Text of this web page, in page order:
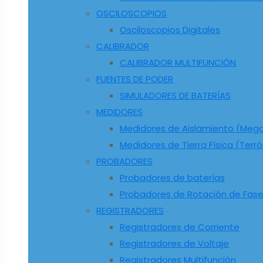
OSCILOSCOPIOS
Osciloscopios Digitales
CALIBRADOR
CALIBRADOR MULTIFUNCIÓN
FUENTES DE PODER
SIMULADORES DE BATERÍAS
MEDIDORES
Medidores de Aislamiento
Medidores de Tierra Física
PROBADORES
Probadores de baterías
Probadores de Rotación de Fase
REGISTRADORES
Registradores de Corriente
Registradores de Voltaje
Registradores Multifunción